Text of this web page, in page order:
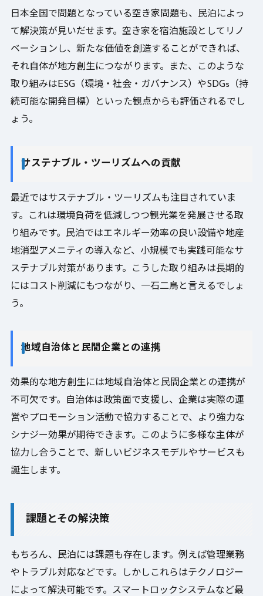
日本全国で問題となっている空き家問題も、民泊によっ
て解決策が見いだせます。空き家を宿泊施設としてリノ
ベーションし、新たな価値を創造することができれば、
それ自体が地方創生につながります。また、このような
取り組みはESG（環境・社会・ガバナンス）やSDGs（持
続可能な開発目標）といった観点からも評価されるでし
ょう。
サステナブル・ツーリズムへの貢献
最近ではサステナブル・ツーリズムも注目されていま
す。これは環境負荷を低減しつつ観光業を発展させる取
り組みです。民泊ではエネルギー効率の良い設備や地産
地消型アメニティの導入など、小規模でも実践可能なサ
ステナブル対策があります。こうした取り組みは長期的
にはコスト削減にもつながり、一石二鳥と言えるでしょ
う。
地域自治体と民間企業との連携
効果的な地方創生には地域自治体と民間企業との連携が
不可欠です。自治体は政策面で支援し、企業は実際の運
営やプロモーション活動で協力することで、より強力な
シナジー効果が期待できます。このように多様な主体が
協力し合うことで、新しいビジネスモデルやサービスも
誕生します。
課題とその解決策
もちろん、民泊には課題も存在します。例えば管理業務
やトラブル対応などです。しかしこれらはテクノロジー
によって解決可能です。スマートロックシステムなど最